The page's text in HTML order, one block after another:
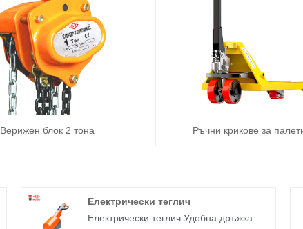
Верижен блок 2 тона Ръчни крикове за
Електрически теглич
Електрически теглич Удобна дръжка: